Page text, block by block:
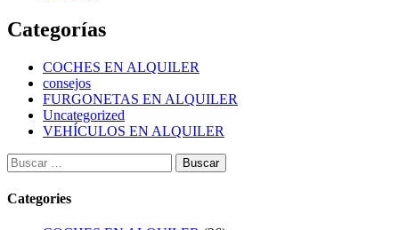
Categorías
COCHES EN ALQUILER
consejos
FURGONETAS EN ALQUILER
Uncategorized
VEHÍCULOS EN ALQUILER
Categories